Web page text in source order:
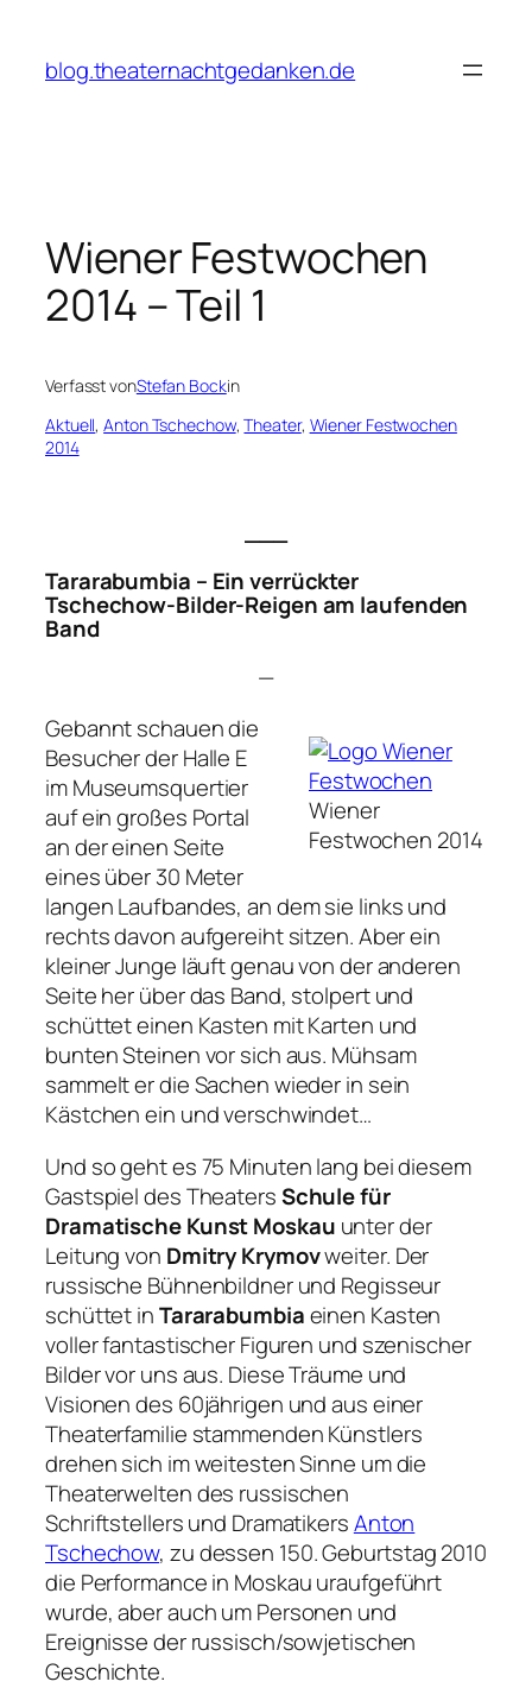
springen
blog.theaternachtgedanken.de
Wiener Festwochen
2014 – Teil 1
Verfasst vonStefan Bockin
Aktuell, Anton Tschechow, Theater, Wiener Festwochen
2014
Tararabumbia – Ein verrückter
Tschechow-Bilder-Reigen am laufenden
Band
—
Wiener
Festwochen 2014
Gebannt schauen die
Besucher der Halle E
im Museumsquertier
auf ein großes Portal
an der einen Seite
eines über 30 Meter
langen Laufbandes, an dem sie links und
rechts davon aufgereiht sitzen. Aber ein
kleiner Junge läuft genau von der anderen
Seite her über das Band, stolpert und
schüttet einen Kasten mit Karten und
bunten Steinen vor sich aus. Mühsam
sammelt er die Sachen wieder in sein
Kästchen ein und verschwindet…
Und so geht es 75 Minuten lang bei diesem
Gastspiel des TheatersSchule für
Dramatische Kunst Moskau unter der
Leitung von Dmitry Krymovweiter. Der
russische Bühnenbildner und Regisseur
schüttet inTararabumbiaeinen Kasten
voller fantastischer Figuren und szenischer
Bilder vor uns aus. Diese Träume und
Visionen des 60jährigen und aus einer
Theaterfamilie stammenden Künstlers
drehen sich im weitesten Sinne um die
Theaterwelten des russischen
Schriftstellers und DramatikersAnton
Tschechow, zu dessen 150. Geburtstag 2010
die Performance in Moskau uraufgeführt
wurde, aber auch um Personen und
Ereignisse der russisch/sowjetischen
Geschichte.